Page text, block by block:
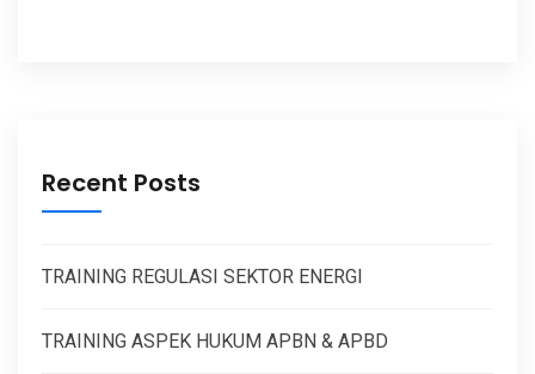
Recent Posts
TRAINING REGULASI SEKTOR ENERGI
TRAINING ASPEK HUKUM APBN & APBD